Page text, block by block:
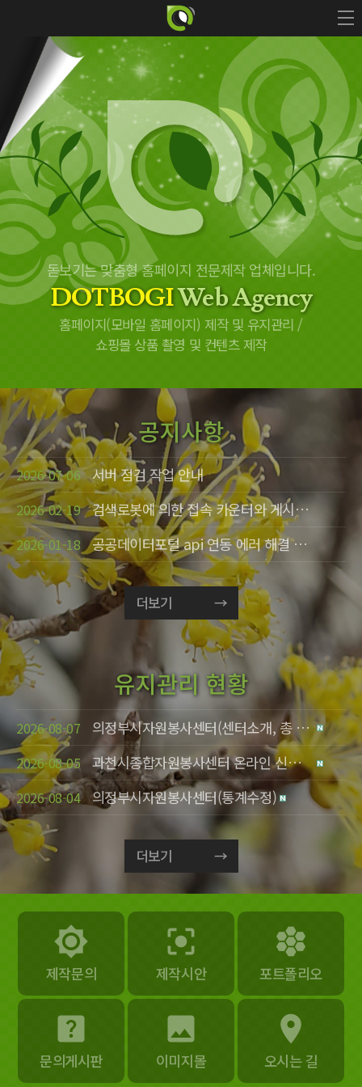
돋보기는 맞춤형 홈페이지 전문제작 업체입니다.
DOTBOGIWeb Agency
홈페이지(모바일 홈페이지) 제작 및 유지관리 /
쇼핑몰 상품 촬영 및 컨텐츠 제작
공지사항
2026-07-06 서버 점검 작업 안내
2026-02-19 검색로봇에 의한 접속 카운터와 게시글 조회수 조정 안내
2026-01-18 공공데이터포털 api 연동 에러 해결 안내
더보기
유지관리 현황
2026-08-07 의정부시자원봉사센터(센터소개, 총 2건)
2026-08-05 과천시종합자원봉사센터 온라인 신문 업로드 요청
2026-08-04 의정부시자원봉사센터(통계수정)
더보기
brightness_7
제작문의
center_focus_strong
제작시안
hive
포트폴리오
help_center
문의게시판
photo
이미지몰
room
오시는 길